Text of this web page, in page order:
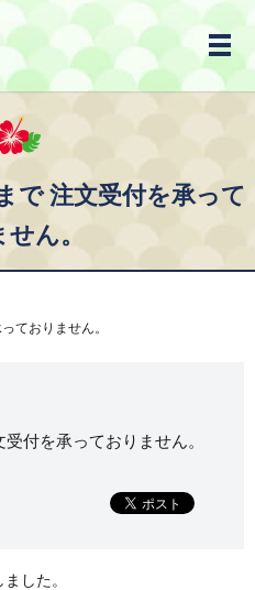
メ
で 注文受付を承って
ん。
ておりません。
付を承っておりません。
した。